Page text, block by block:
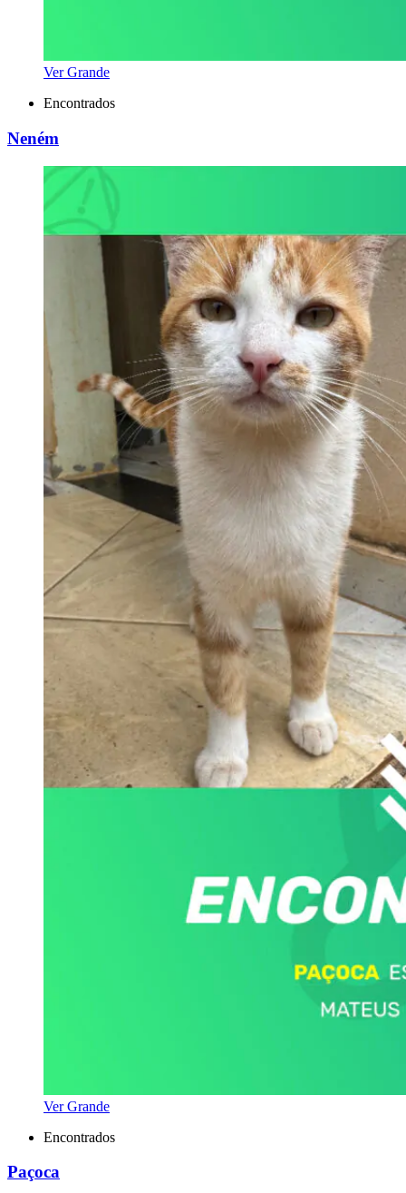
Ver Grande
Encontrados
Neném
Ver Grande
Encontrados
Paçoca